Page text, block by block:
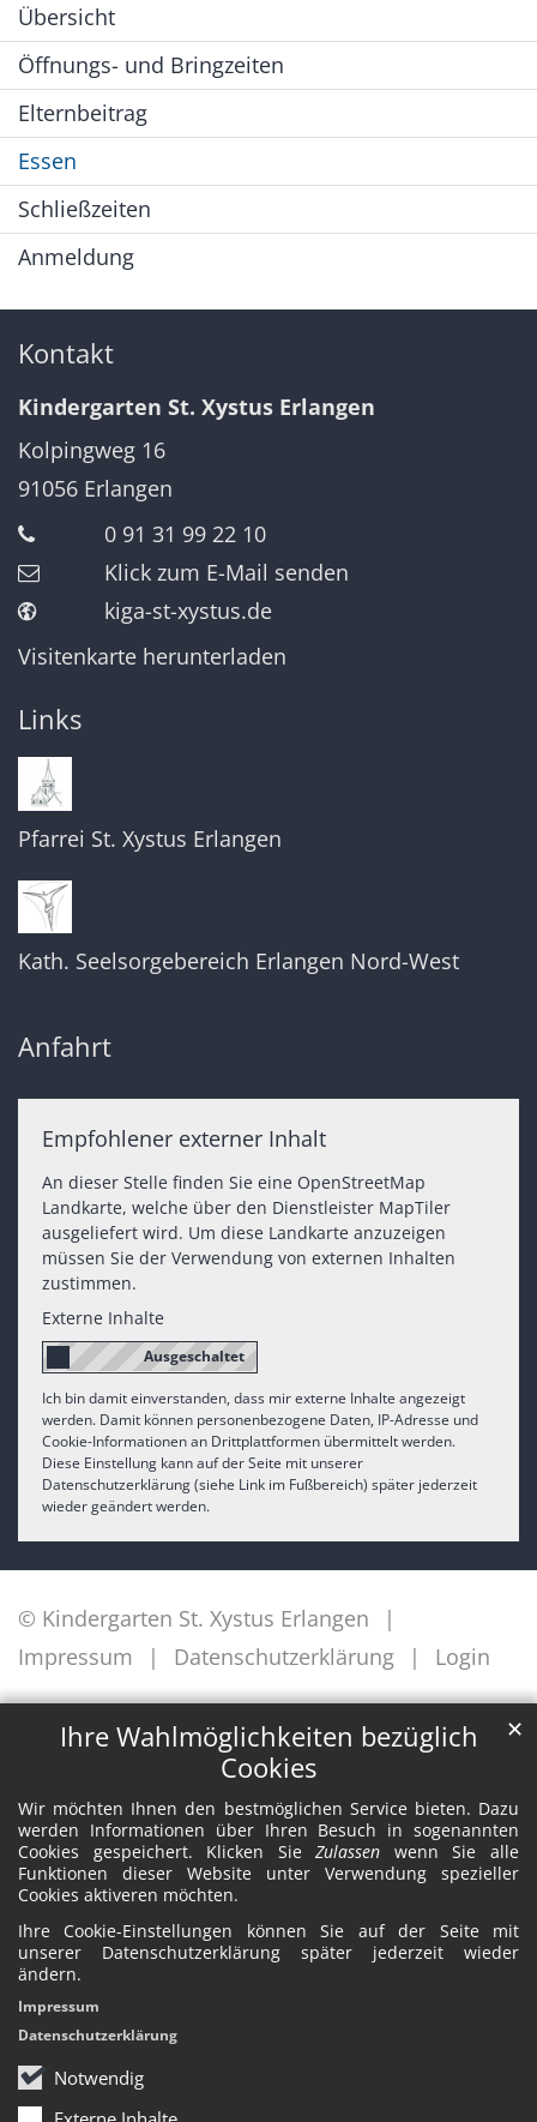
Ihre Wahlmöglichkeiten bezüglich
Cookies
Wir möchten Ihnen den bestmöglichen Service bieten. Dazu
werden Informationen über Ihren Besuch in sogenannten
Cookies gespeichert. Klicken SieZulassen wenn Sie alle
Funktionen dieser Website unter Verwendung spezieller
Cookies aktiveren möchten.
Ihre Cookie-Einstellungen können Sie auf der Seite mit
unserer Datenschutzerklärung später jederzeit wieder
ändern.
Notwendig
✕
Impressum
Datenschutzerklärung
Übersicht
Öffnungs- und Bringzeiten
Elternbeitrag
Essen
Schließzeiten
Anmeldung
Kontakt
Kindergarten St. Xystus Erlangen
Kolpingweg 16
91056 Erlangen
0 91 31 99 22 10
Klick zum E-Mail senden
kiga-st-xystus.de
Visitenkarte herunterladen
Links
Pfarrei St. Xystus Erlangen
Kath. Seelsorgebereich Erlangen Nord-West
Anfahrt
Empfohlener externer Inhalt
An dieser Stelle finden Sie eine OpenStreetMap
Landkarte, welche über den Dienstleister MapTiler
ausgeliefert wird. Um diese Landkarte anzuzeigen
müssen Sie der Verwendung von externen Inhalten
zustimmen.
Externe Inhalte
Ich bin damit einverstanden, dass mir externe Inhalte angezeigt
werden. Damit können personenbezogene Daten, IP-Adresse und
Cookie-Informationen an Drittplattformen übermittelt werden.
Diese Einstellung kann auf der Seite mit unserer
Datenschutzerklärung (siehe Link im Fußbereich) später jederzeit
wieder geändert werden.
© Kindergarten St. Xystus Erlangen
Impressum
Datenschutzerklärung Login